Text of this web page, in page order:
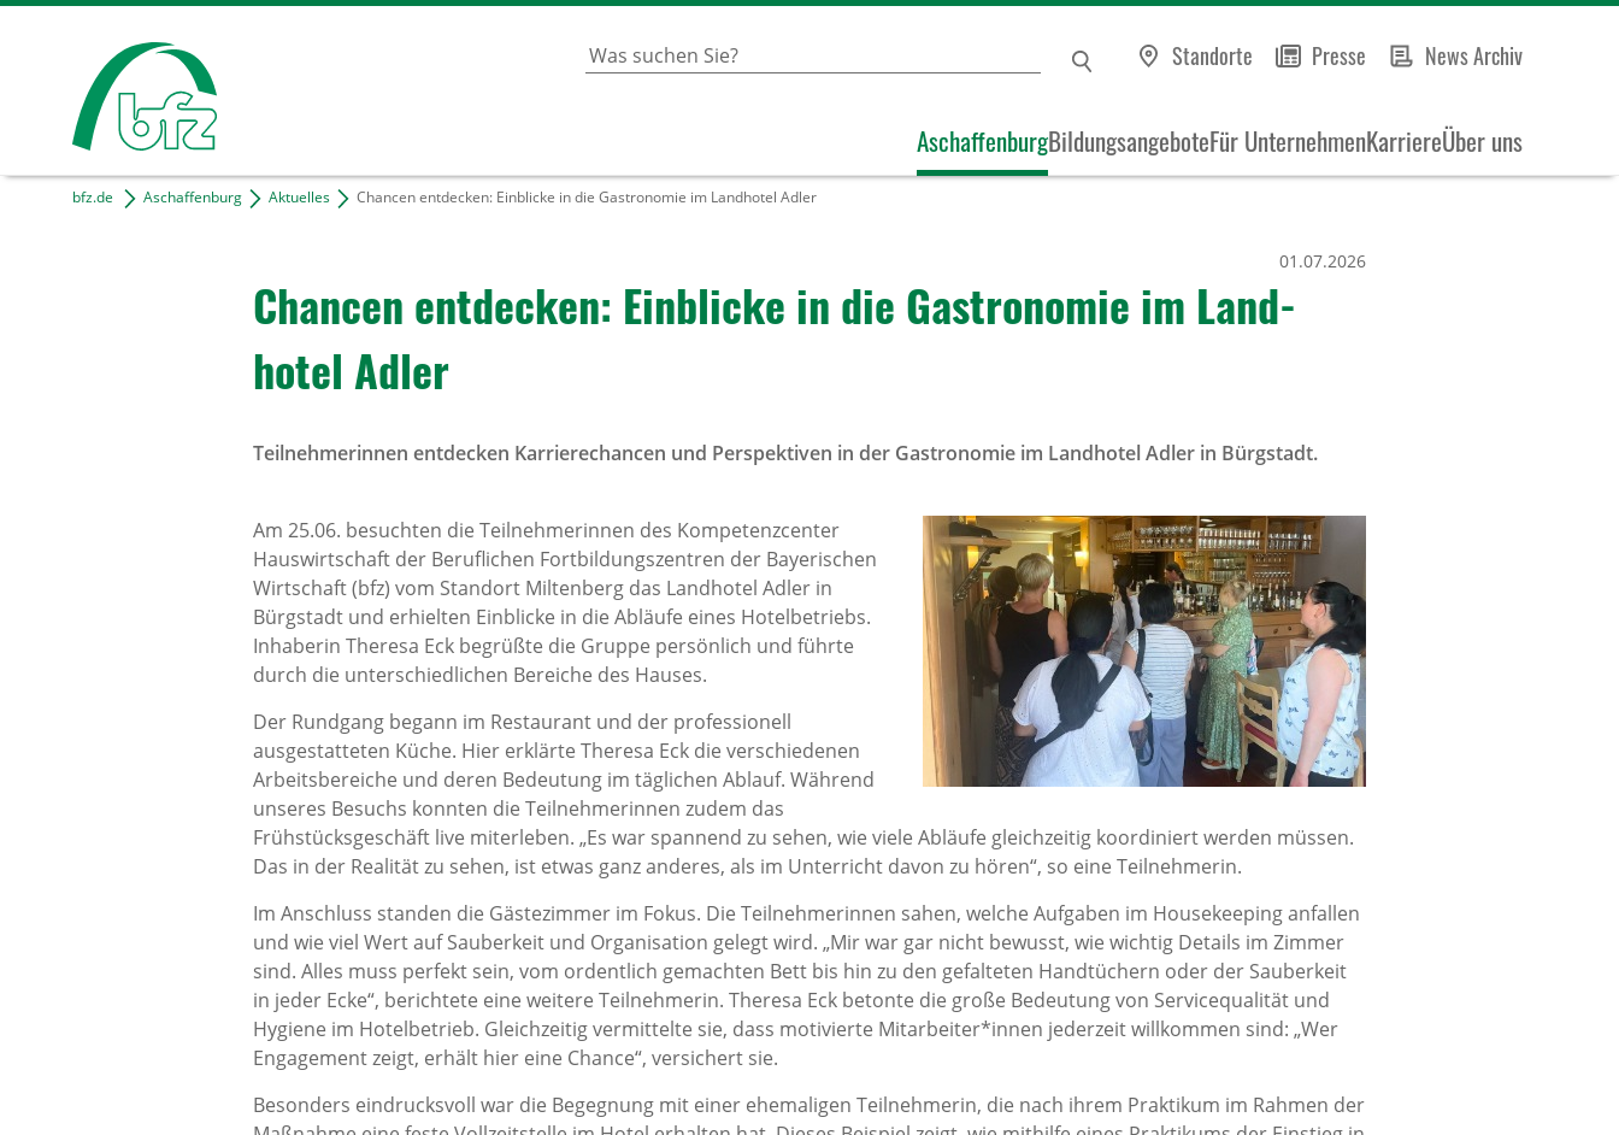
Standorte Presse News Archiv
AschaffenburgBildungsangeboteFür UnternehmenKarriereÜber uns
bfz.de Aschaffenburg Aktuelles Chancen entdecken: Einblicke in die Gastronomie im Landhotel Adler
Chancen entde­cken: Einblicke in die Gastro­nomie im Land­
hotel Adler
01.07.2026
Teilnehmerinnen entdecken Karrierechancen und Perspektiven in der Gastronomie im Landhotel Adler in Bürgstadt.
Am 25.06. besuchten die Teilnehmerinnen des Kompetenzcenter
Hauswirtschaft der Beruflichen Fortbildungszentren der Bayerischen
Wirtschaft (bfz) vom Standort Miltenberg das Landhotel Adler in
Bürgstadt und erhielten Einblicke in die Abläufe eines Hotelbetriebs.
Inhaberin Theresa Eck begrüßte die Gruppe persönlich und führte
durch die unterschiedlichen Bereiche des Hauses.
Der Rundgang begann im Restaurant und der professionell
ausgestatteten Küche. Hier erklärte Theresa Eck die verschiedenen
Arbeitsbereiche und deren Bedeutung im täglichen Ablauf. Während
unseres Besuchs konnten die Teilnehmerinnen zudem das
Frühstücksgeschäft live miterleben. „Es war spannend zu sehen, wie viele Abläufe gleichzeitig koordiniert werden müssen.
Das in der Realität zu sehen, ist etwas ganz anderes, als im Unterricht davon zu hören“, so eine Teilnehmerin.
Im Anschluss standen die Gästezimmer im Fokus. Die Teilnehmerinnen sahen, welche Aufgaben im Housekeeping anfallen
und wie viel Wert auf Sauberkeit und Organisation gelegt wird. „Mir war gar nicht bewusst, wie wichtig Details im Zimmer
sind. Alles muss perfekt sein, vom ordentlich gemachten Bett bis hin zu den gefalteten Handtüchern oder der Sauberkeit
in jeder Ecke“, berichtete eine weitere Teilnehmerin. Theresa Eck betonte die große Bedeutung von Servicequalität und
Hygiene im Hotelbetrieb. Gleichzeitig vermittelte sie, dass motivierte Mitarbeiter*innen jederzeit willkommen sind: „Wer
Engagement zeigt, erhält hier eine Chance“, versichert sie.
Besonders eindrucksvoll war die Begegnung mit einer ehemaligen Teilnehmerin, die nach ihrem Praktikum im Rahmen der